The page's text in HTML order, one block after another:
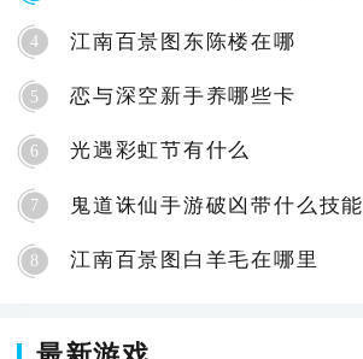
4 江南百景图东陈楼在哪
5 恋与深空新手养哪些卡
6 光遇彩虹节有什么
7 鬼道诛仙手游破凶带什么技能
8 江南百景图白羊毛在哪里